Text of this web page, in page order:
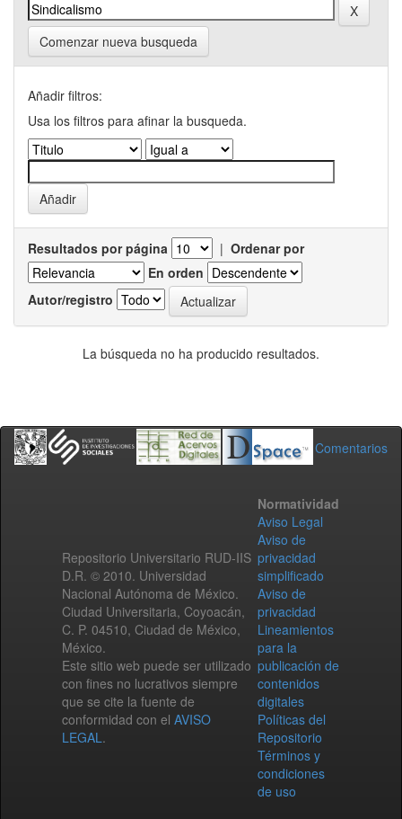
Comenzar nueva busqueda
Añadir filtros:
Usa los filtros para afinar la busqueda.
Resultados por página | Ordenar por
En orden
Autor/registro
La búsqueda no ha producido resultados.
Comentarios
Repositorio Universitario RUD-IIS
D.R. © 2010. Universidad
Nacional Autónoma de México.
Ciudad Universitaria, Coyoacán,
C. P. 04510, Ciudad de México,
México.
Este sitio web puede ser utilizado
con fines no lucrativos siempre
que se cite la fuente de
conformidad con el AVISO
LEGAL.
Normatividad
Aviso Legal
Aviso de
privacidad
simplificado
Aviso de
privacidad
Lineamientos
para la
publicación de
contenidos
digitales
Políticas del
Repositorio
Términos y
condiciones
de uso